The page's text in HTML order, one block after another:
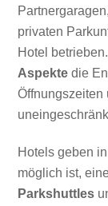
privaten
Hotel
Aspekte die
Öffnungszeiten
Hotels geben
möglich ist,
Parkshuttles